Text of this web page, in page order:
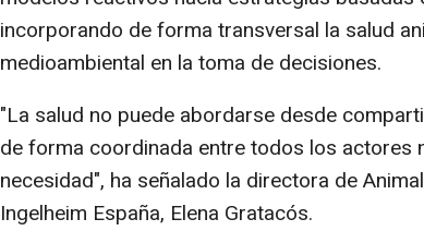
incorporando de forma transversal la salud
medioambiental en la toma de decisiones.
"La salud no puede abordarse desde
de forma coordinada entre todos los actores
necesidad", ha señalado la directora de
Ingelheim España, Elena Gratacós.